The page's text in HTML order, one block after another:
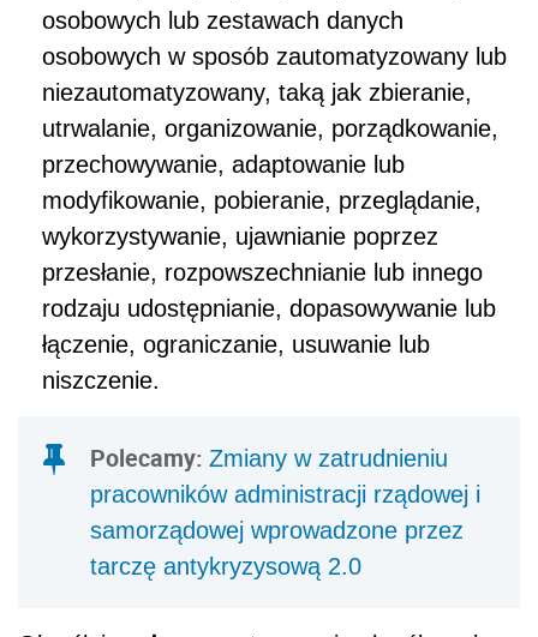
osobowych lub zestawach danych
osobowych w sposób zautomatyzowany lub
niezautomatyzowany, taką jak zbieranie,
utrwalanie, organizowanie, porządkowanie,
przechowywanie, adaptowanie lub
modyfikowanie, pobieranie, przeglądanie,
wykorzystywanie, ujawnianie poprzez
przesłanie, rozpowszechnianie lub innego
rodzaju udostępnianie, dopasowywanie lub
łączenie, ograniczanie, usuwanie lub
niszczenie.
Polecamy: Zmiany w zatrudnieniu
pracowników administracji rządowej i
samorządowej wprowadzone przez
tarczę antykryzysową 2.0